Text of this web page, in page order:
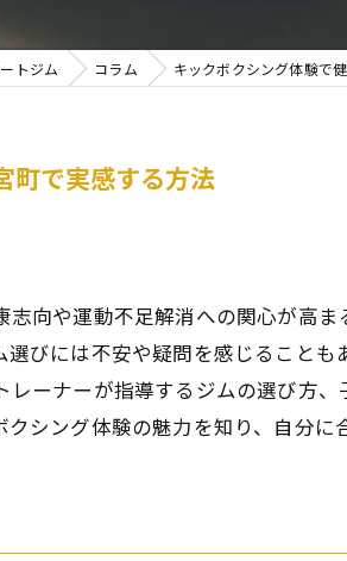
トジム コラム キックボクシング体験で
町で実感する方法
向や運動不足解消への関心が高
びには不安や疑問を感じること
ーナーが指導するジムの選び方
シング体験の魅力を知り、自分